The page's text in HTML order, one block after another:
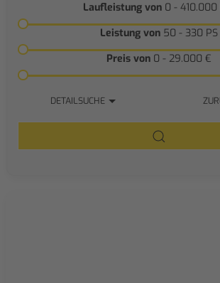
Laufleistung von 0 - 410.000
Leistung von 50 - 330 PS
Preis von 0 - 29.000 €
DETAILSUCHE